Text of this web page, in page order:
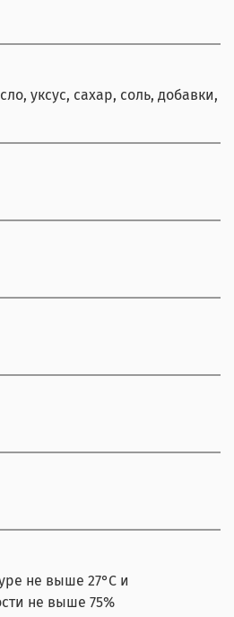
уксус, сахар, соль, добавки,
не выше 27°С и
не выше 75%